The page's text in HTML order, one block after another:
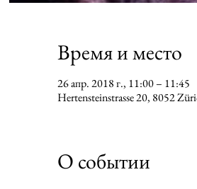
Время и место
26 апр. 2018 г., 11:00 – 11:45
Hertensteinstrasse 20, 8052
О событии